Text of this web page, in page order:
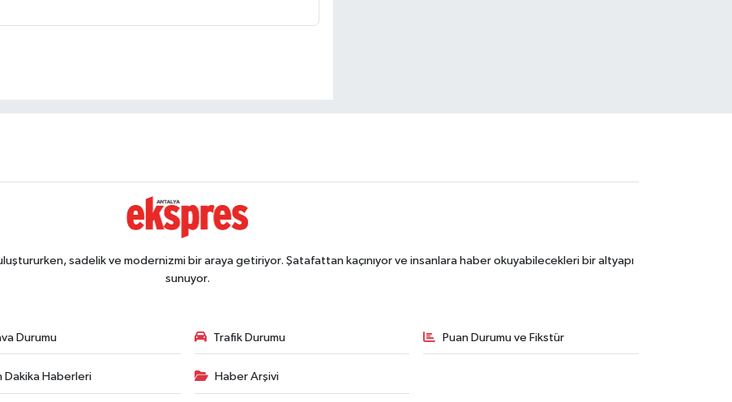
sadelik ve modernizmi bir araya getiriyor. Şatafattan kaçınıyor ve insanlara haber okuyabilecekleri bir altyapı
sunuyor.
Durumu Trafik Durumu Puan Durumu ve Fikstür
Dakika Haberleri Haber Arşivi